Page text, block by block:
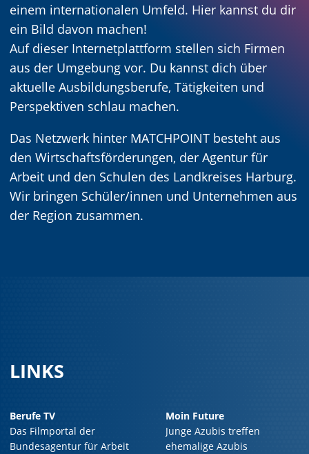
einem internationalen Umfeld. Hier kannst du dir
ein Bild davon machen!
Auf dieser Internetplattform stellen sich Firmen
aus der Umgebung vor. Du kannst dich über
aktuelle Ausbildungsberufe, Tätigkeiten und
Perspektiven schlau machen.
Das Netzwerk hinter MATCHPOINT besteht aus
den Wirtschaftsförderungen, der Agentur für
Arbeit und den Schulen des Landkreises Harburg.
Wir bringen Schüler/innen und Unternehmen aus
der Region zusammen.
LINKS
Berufe TV
Das Filmportal der
Bundesagentur für Arbeit
Moin Future
Junge Azubis treffen
ehemalige Azubis